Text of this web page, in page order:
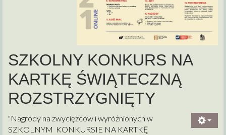
SZKOLNY KONKURS NA
KARTKĘ ŚWIĄTECZNĄ
ROZSTRZYGNIĘTY
"Nagrody na zwycięzców i wyróżnionych w
SZKOLNYM KONKURSIE NA KARTKĘ